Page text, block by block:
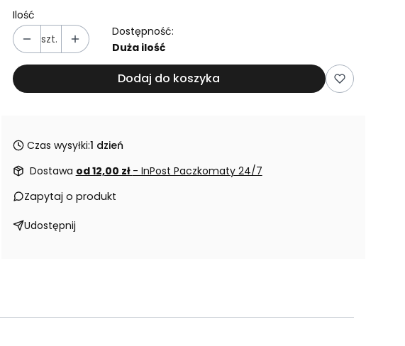
Ilość
szt.
Dostępność:
Duża ilość
Dodaj do koszyka
Czas wysyłki:1 dzień
Dostawa od 12,00 zł - InPost Paczkomaty 24/7
Zapytaj o produkt
Udostępnij